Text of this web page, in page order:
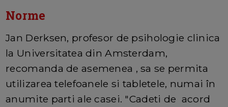
Norme
Jan Derksen, profesor de psihologie clinica
la Universitatea din Amsterdam,
recomanda de asemenea , sa se permita
utilizarea telefoanele si tabletele, numai în
anumite parti ale casei. "Cadeti de acord